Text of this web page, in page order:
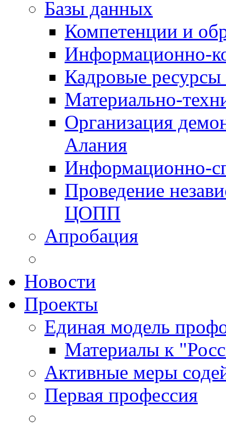
Базы данных
Компетенции и
Информационно-
Кадровые
Материально-
Организация
Алания
Информационно-
Проведение
ЦОПП
Апробация
Новости
Проекты
Единая модель
Материалы к
Активные меры
Первая профессия